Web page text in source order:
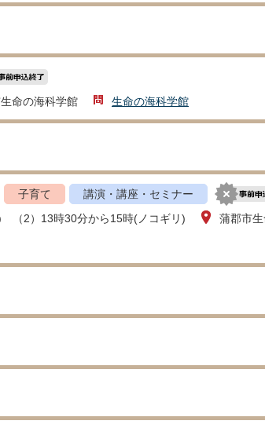
命の海科学館 生命の海科学館
子育て
講演・講座・セミナー
（2）13時30分から15時(ノコギリ)
蒲郡市